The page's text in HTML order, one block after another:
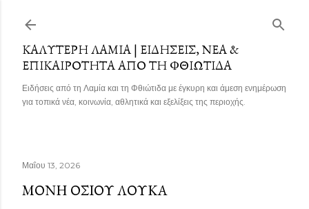
ΚΑΛΎΤΕΡΗ ΛΑΜΊΑ | ΕΙΔΉΣΕΙΣ, ΝΈΑ &
ΕΠΙΚΑΙΡΌΤΗΤΑ ΑΠΌ ΤΗ ΦΘΙΏΤΙΔΑ
Ειδήσεις από τη Λαμία και τη Φθιώτιδα με έγκυρη και άμεση ενημέρωση
για τοπικά νέα, κοινωνία, αθλητικά και εξελίξεις της περιοχής.
Μαΐου 13, 2026
ΜΟΝΉ ΟΣΊΟΥ ΛΟΥΚΆ